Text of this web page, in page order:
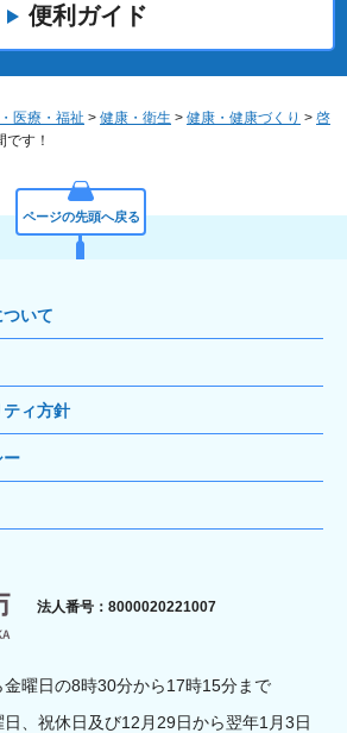
便利ガイド
医療・福祉 > 健康・衛生 > 健康・健康づくり > 啓
す！
ページの先頭へ戻る
いて
ィ方針
ー
静岡市
法人番号：8000020221007
金曜日の8時30分から17時15分まで
、祝休日及び12月29日から翌年1月3日